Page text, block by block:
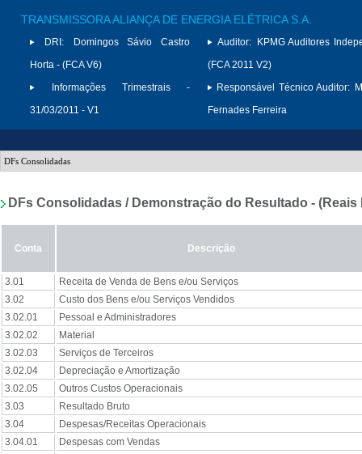
TRANSMISSORA ALIANÇA DE ENERGIA ELÉTRICA S.A.
DRI:
Domingos Sávio Castro
Horta - (FCA V6)
Informações Trimestrais -
31/03/2011 - V1
Auditor:
KPMG Auditores
(FCA 2011 V2)
Responsável Técnico Auditor:
Fernades Ferreira